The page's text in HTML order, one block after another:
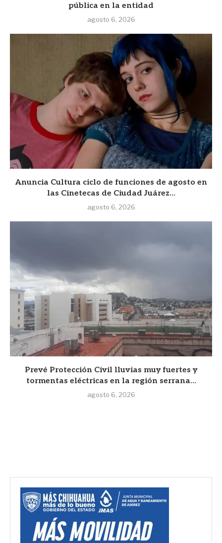
pública en la entidad
agosto 6, 2026
Anuncia Cultura ciclo de funciones de agosto en
las Cinetecas de Ciudad Juárez...
agosto 6, 2026
Prevé Protección Civil lluvias muy fuertes y
tormentas eléctricas en la región serrana...
agosto 6, 2026